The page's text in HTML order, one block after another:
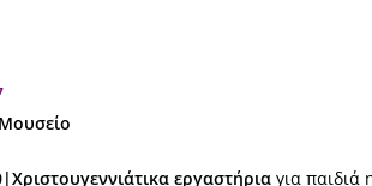
εργαστήρια για παιδιά